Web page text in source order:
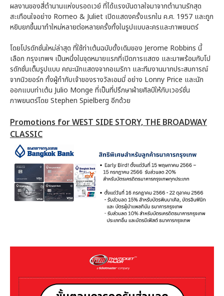
ผลงานของสี่ตำนานแห่งบรอดเวย์ ที่ได้แรงบันดาลใจมาจากตำนานรักสุด
สะเทือนใจอย่าง Romeo & Juliet เปิดแสดงครั้งแรกใน ค.ศ. 1957 และถูก
หยิบยกขึ้นมาทำใหม่หลายต่อหลายครั้งทั้งในรูปแบบละครและภาพยนตร์
โดยโปรดักชั่นใหม่ล่าสุด ที่ใช้ท่าเต้นฉบับดั้งเดิมของ Jerome Robbins นี้
เลือก กรุงเทพฯ เป็นหนึ่งในจุดหมายแรกที่เปิดการแสดง และมาพร้อมกับโป
รดักชั่นเต็มรูปแบบ คณะนักแสดงจากอเมริกา และทีมงานมากประสบการณ์
จากนิวยอร์ก ทั้งผู้กำกับเจ้าของรางวัลเอมมี่ อย่าง Lonny Price และนัก
ออกแบบท่าเต้น Julio Monge ที่เป็นที่ปรึกษาฝ่ายศิลป์ให้กับเวอร์ชั่น
ภาพยนตร์โดย Stephen Spielberg อีกด้วย
Promotions for WEST SIDE STORY, THE BROADWAY
CLASSIC